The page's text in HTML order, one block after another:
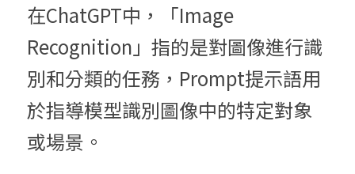
在ChatGPT中，「Image
Recognition」指的是對圖像進行識
別和分類的任務，Prompt提示語用
於指導模型識別圖像中的特定對象
或場景。